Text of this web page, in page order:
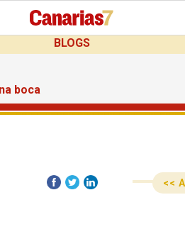
BLOGS
boca
<<